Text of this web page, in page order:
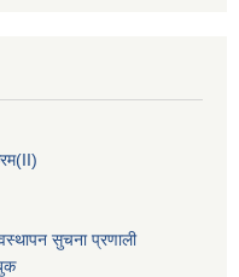
(II)
सुचना प्रणाली